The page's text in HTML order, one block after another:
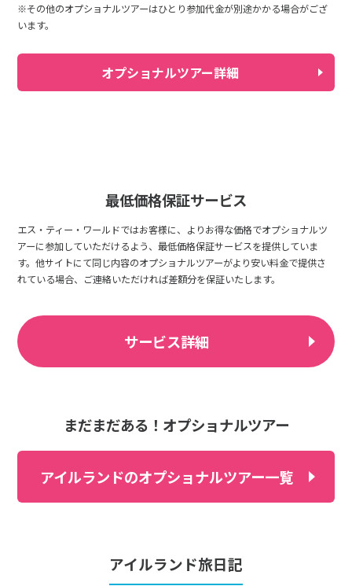
※その他のオプショナルツアーはひとり参加代金が別途かかる場合がござ
います。
オプショナルツアー詳細
最低価格保証サービス
エス・ティー・ワールドではお客様に、よりお得な価格でオプショナルツ
アーに参加していただけるよう、最低価格保証サービスを提供していま
す。他サイトにて同じ内容のオプショナルツアーがより安い料金で提供さ
れている場合、ご連絡いただければ差額分を保証いたします。
サービス詳細
まだまだある！オプショナルツアー
アイルランドのオプショナルツアー一覧
アイルランド旅日記